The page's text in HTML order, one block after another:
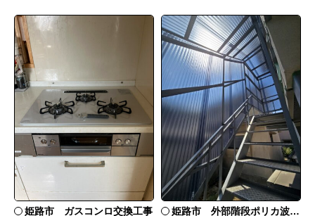
姫路市 ガスコンロ交換工事 姫路市 外部階段ポリカ波板張替工事